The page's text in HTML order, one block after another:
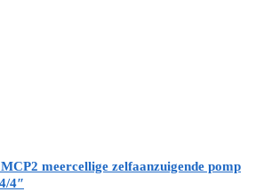
meercellige zelfaanzuigende pomp
4″